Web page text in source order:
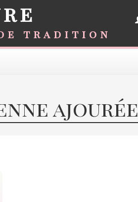
de tradition
ajourée